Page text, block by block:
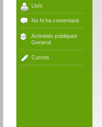
Lluís
No hi ha comentaris
Activitats públiques
General
Cursos